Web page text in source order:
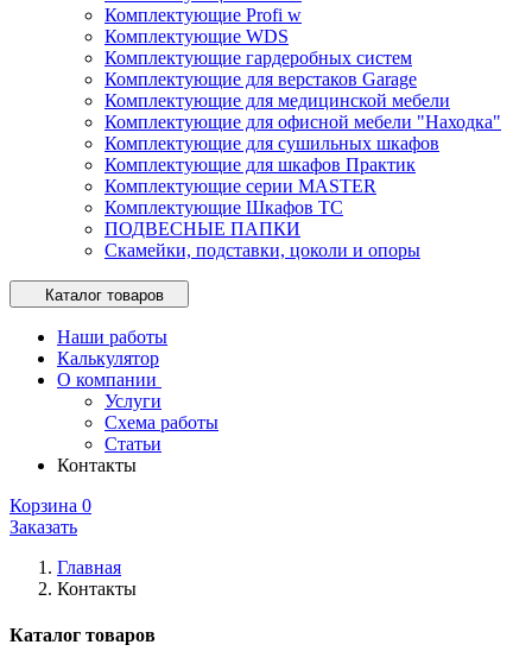
Комплектующие Profi w
Комплектующие WDS
Комплектующие гардеробных систем
Комплектующие для верстаков Garage
Комплектующие для медицинской мебели
Комплектующие для офисной мебели "Находка"
Комплектующие для сушильных шкафов
Комплектующие для шкафов Практик
Комплектующие серии MASTER
Комплектующие Шкафов ТС
ПОДВЕСНЫЕ ПАПКИ
Скамейки, подставки, цоколи и опоры
Каталог товаров
Наши работы
Калькулятор
О компании
Услуги
Схема работы
Статьи
Контакты
Корзина 0
Заказать
Главная
Контакты
Каталог товаров